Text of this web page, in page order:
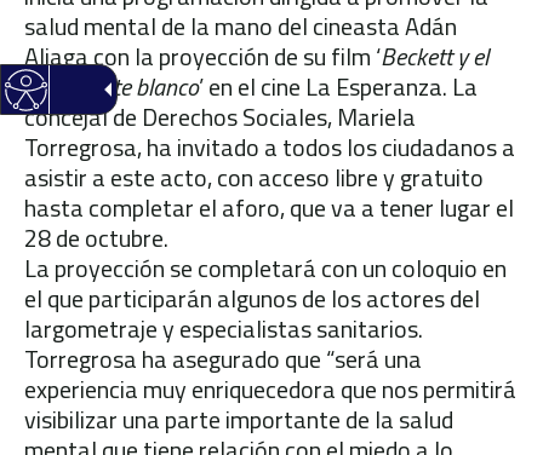
salud mental de la mano del cineasta Adán
Aliaga con la proyección de su film ‘Beckett y el
rinoceronte blanco’ en el cine La Esperanza. La
concejal de Derechos Sociales, Mariela
Torregrosa, ha invitado a todos los ciudadanos a
asistir a este acto, con acceso libre y gratuito
hasta completar el aforo, que va a tener lugar el
28 de octubre.
La proyección se completará con un coloquio en
el que participarán algunos de los actores del
largometraje y especialistas sanitarios.
Torregrosa ha asegurado que “será una
experiencia muy enriquecedora que nos permitirá
visibilizar una parte importante de la salud